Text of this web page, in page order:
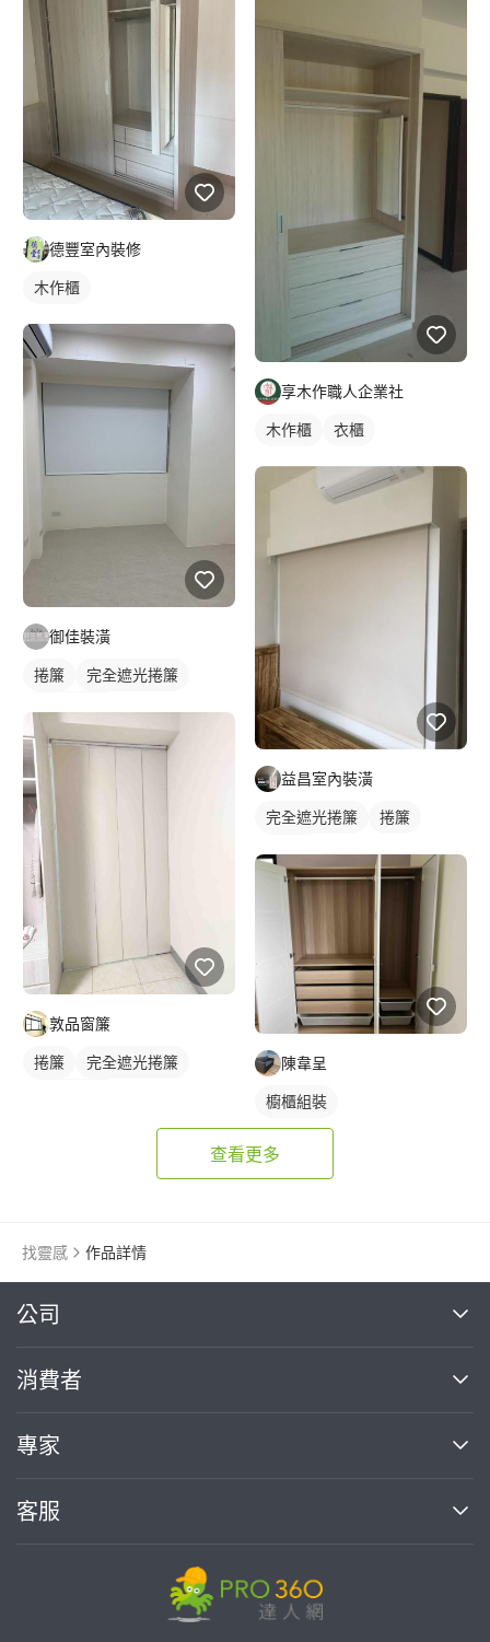
德豐室內裝修
木作櫃
御佳裝潢
捲簾
完全遮光捲簾
敦品窗簾
捲簾
完全遮光捲簾
享木作職人企業社
木作櫃 衣櫃
益昌室內裝潢
完全遮光捲簾
捲簾
陳韋呈
櫥櫃組裝
查看更多
找靈感 作品詳情
公司
關於我們
部落格
加入我們
消費者
買服務
熱門服務
專家
案件中心
客服
繼續完成